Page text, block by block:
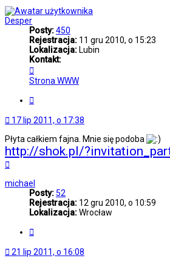
Desper
Posty:450
Rejestracja: 11 gru 2010, o 15:23
Lokalizacja: Lubin
Kontakt:
się
z
Strona WWW
17 lip 2011, o 17:38
Płyta całkiem fajna. Mnie się podoba
http://shok.pl/
michael
Posty:52
Rejestracja: 12 gru 2010, o 10:59
Lokalizacja:Wrocław
21 lip 2011, o 16:08